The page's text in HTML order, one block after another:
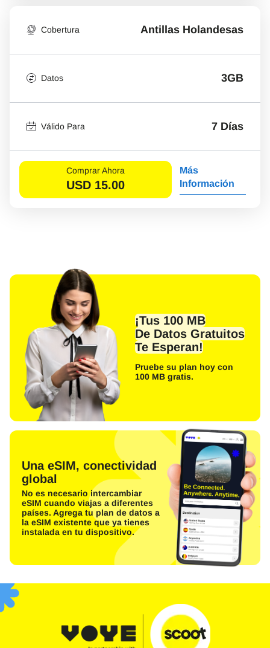
Cobertura Antillas Holandesas
Datos 3GB
Válido Para 7 Días
Comprar Ahora
USD 15.00
Más
Información
¡Tus 100 MB
De Datos Gratuitos
Te Esperan!
Pruebe su plan hoy con
100 MB gratis.
Una eSIM, conectividad
global
No es necesario intercambiar
eSIM cuando viajas a diferentes
países. Agrega tu plan de datos a
la eSIM existente que ya tienes
instalada en tu dispositivo.